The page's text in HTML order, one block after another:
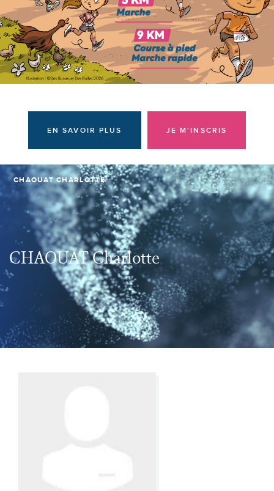
Actualités
Prendre rendez-vous
EN SAVOIR PLUS JE M'INSCRIS
CHAOUAT CHARLOTTE
CHAOUAT Charlotte